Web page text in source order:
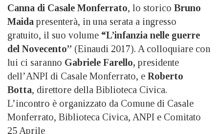
Canna di Casale Monferrato, lo storico Bruno
Maida presenterà, in una serata a ingresso
gratuito, il suo volume “L’infanzia nelle guerre
del Novecento” (Einaudi 2017). A colloquiare con
lui ci saranno Gabriele Farello, presidente
dell’ANPI di Casale Monferrato, e Roberto
Botta, direttore della Biblioteca Civica.
L’incontro è organizzato da Comune di Casale
Monferrato, Biblioteca Civica, ANPI e Comitato
25 Aprile